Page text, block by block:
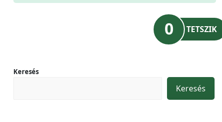
0 TETSZIK
Keresés
Keresés